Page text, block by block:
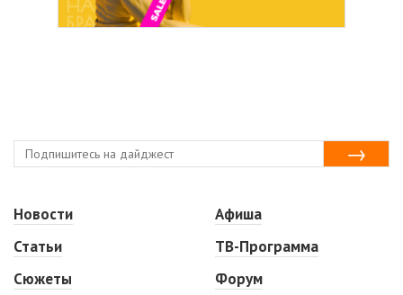
Новости
Статьи
Сюжеты
Афиша
ТВ-Программа
Форум